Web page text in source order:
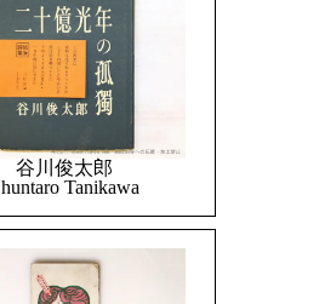
谷川俊太郎
Tanikawa